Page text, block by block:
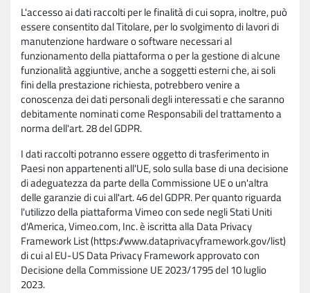
L'accesso ai dati raccolti per le finalità di cui sopra, inoltre, può
essere consentito dal Titolare, per lo svolgimento di lavori di
manutenzione hardware o software necessari al
funzionamento della piattaforma o per la gestione di alcune
funzionalità aggiuntive, anche a soggetti esterni che, ai soli
fini della prestazione richiesta, potrebbero venire a
conoscenza dei dati personali degli interessati e che saranno
debitamente nominati come Responsabili del trattamento a
norma dell'art. 28 del GDPR.
I dati raccolti potranno essere oggetto di trasferimento in
Paesi non appartenenti all'UE, solo sulla base di una decisione
di adeguatezza da parte della Commissione UE o un'altra
delle garanzie di cui all'art. 46 del GDPR. Per quanto riguarda
l'utilizzo della piattaforma Vimeo con sede negli Stati Uniti
d'America, Vimeo.com, Inc. è iscritta alla Data Privacy
Framework List (https://www.dataprivacyframework.gov/list)
di cui al EU-US Data Privacy Framework approvato con
Decisione della Commissione UE 2023/1795 del 10 luglio
2023.